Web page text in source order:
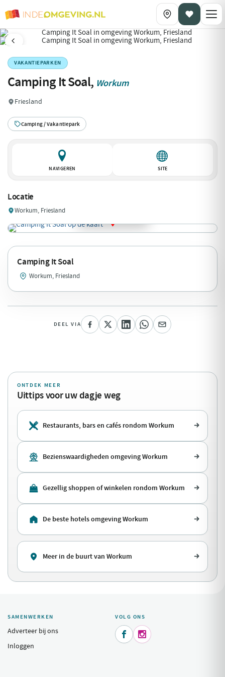
VAKANTIEPARKEN
Camping It Soal, Workum
Friesland
Camping / Vakantiepark
NAVIGEREN SITE
Locatie
Workum, Friesland
Camping It Soal
Workum, Friesland
DEEL VIA
ONTDEK MEER
Uittips voor uw dagje weg
Restaurants, bars en cafés rondom Workum
Bezienswaardigheden omgeving Workum
Gezellig shoppen of winkelen rondom Workum
De beste hotels omgeving Workum
Meer in de buurt van Workum
SAMENWERKEN
Adverteer bij ons
Inloggen
VOLG ONS
 